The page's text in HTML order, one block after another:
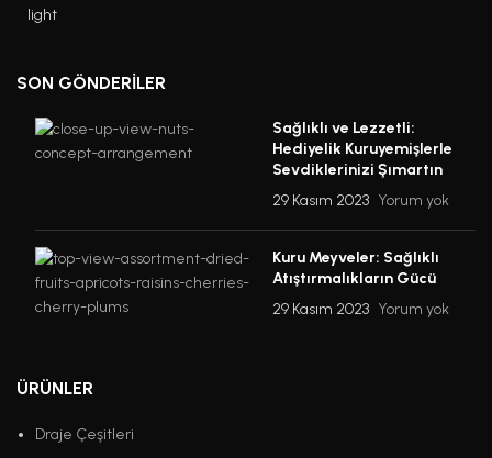
SON GÖNDERILER
Sağlıklı ve Lezzetli:
Hediyelik Kuruyemişlerle
Sevdiklerinizi Şımartın
29 Kasım 2023 Yorum yok
Kuru Meyveler: Sağlıklı
Atıştırmalıkların Gücü
29 Kasım 2023 Yorum yok
ÜRÜNLER
Draje Çeşitleri